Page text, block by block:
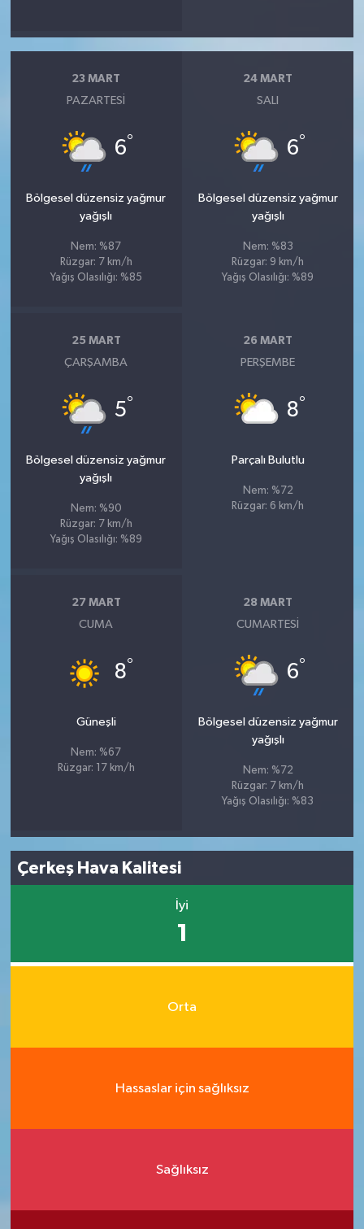
23 MART
PAZARTESI
6°
Bölgesel düzensiz yağmur
yağışlı
Nem: %87
Rüzgar: 7 km/h
Yağış Olasılığı: %85
24 MART
SALI
6°
Bölgesel düzensiz yağmur
yağışlı
Nem: %83
Rüzgar: 9 km/h
Yağış Olasılığı: %89
25 MART
ÇARŞAMBA
5°
Bölgesel düzensiz yağmur
yağışlı
Nem: %90
Rüzgar: 7 km/h
Yağış Olasılığı: %89
26 MART
PERŞEMBE
8°
Parçalı Bulutlu
Nem: %72
Rüzgar: 6 km/h
27 MART
CUMA
8°
Güneşli
Nem: %67
Rüzgar: 17 km/h
28 MART
CUMARTESI
6°
Bölgesel düzensiz yağmur
yağışlı
Nem: %72
Rüzgar: 7 km/h
Yağış Olasılığı: %83
Çerkeş Hava Kalitesi
İyi
1
Orta
Hassaslar için sağlıksız
Sağlıksız